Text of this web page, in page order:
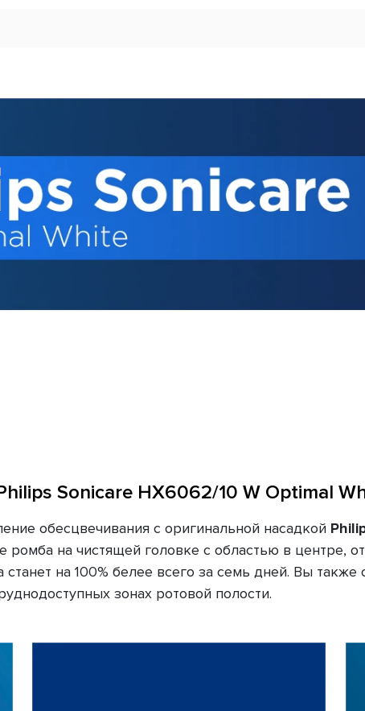
Sonicare HX6062/10 W Optimal
обесцвечивания с оригинальной насадкой
на чистящей головке с областью в центре,
на 100% белее всего за семь дней. Вы также
зонах ротовой полости.